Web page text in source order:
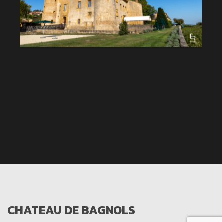
CHATEAU DE BAGNOLS